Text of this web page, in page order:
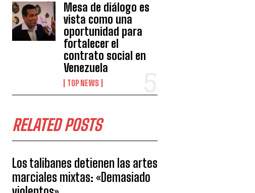
Mesa de diálogo es
vista como una
oportunidad para
fortalecer el
contrato social en
Venezuela
TOP NEWS
RELATED POSTS
Los talibanes detienen las artes
marciales mixtas: «Demasiado